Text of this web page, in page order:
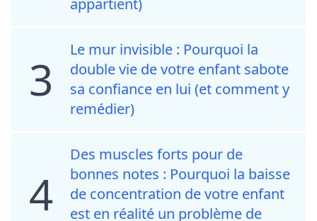
appartient)
3
Le mur invisible : Pourquoi la
double vie de votre enfant sabote
sa confiance en lui (et comment y
remédier)
4
Des muscles forts pour de
bonnes notes : Pourquoi la baisse
de concentration de votre enfant
est en réalité un problème de